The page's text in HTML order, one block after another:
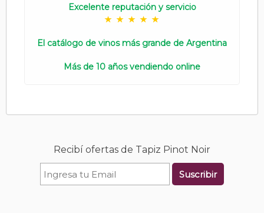
Excelente reputación y servicio
El catálogo de vinos más grande de Argentina
Más de 10 años vendiendo online
Recibí ofertas de Tapiz Pinot Noir
Suscribir